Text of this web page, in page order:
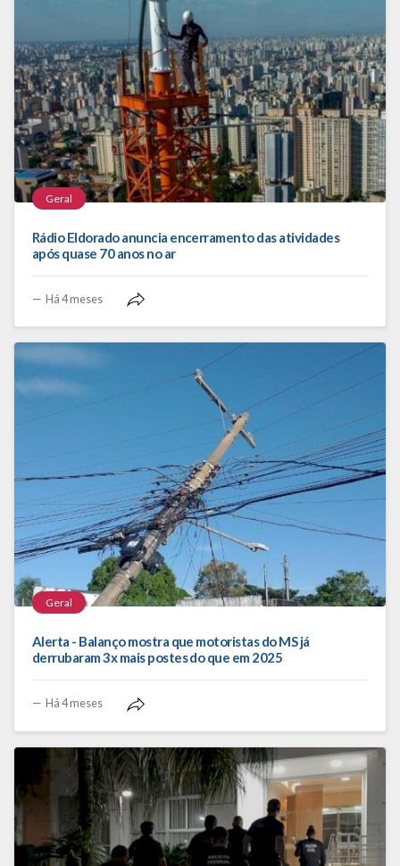
Geral
Rádio Eldorado anuncia encerramento das atividades
após quase 70 anos no ar
Há 4 meses
Geral
Alerta - Balanço mostra que motoristas do MS já
derrubaram 3x mais postes do que em 2025
Há 4 meses